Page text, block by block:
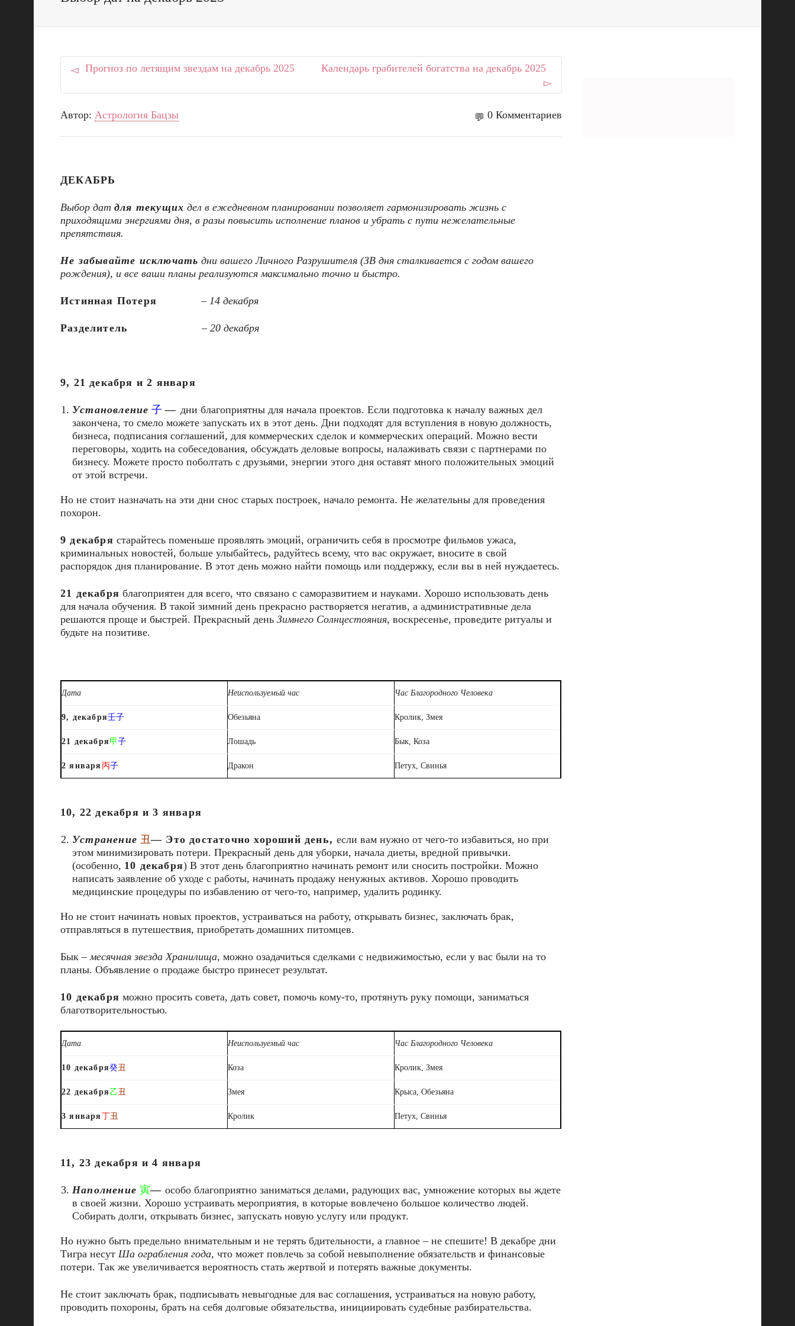
Прогноз по летящим звездам на декабрь 2025 Календарь грабителей богатства на декабрь 2025
Автор: Астрология Бацзы 0 Комментариев
ДЕКАБРЬ
Выбор дат для текущих дел в ежедневном планировании позволяет гармонизировать жизнь с
приходящими энергиями дня, в разы повысить исполнение планов и убрать с пути нежелательные
препятствия.
Не забывайте исключать дни вашего Личного Разрушителя (ЗВ дня сталкивается с годом вашего
рождения), и все ваши планы реализуются максимально точно и быстро.
Истинная Потеря – 14 декабря
Разделитель –20 декабря
9, 21 декабря и 2 января
Установление 子 — дни благоприятны для начала проектов. Если подготовка к началу важных дел
закончена, то смело можете запускать их в этот день. Дни подходят для вступления в новую должность,
бизнеса, подписания соглашений, для коммерческих сделок и коммерческих операций. Можно вести
переговоры, ходить на собеседования, обсуждать деловые вопросы, налаживать связи с партнерами по
бизнесу. Можете просто поболтать с друзьями, энергии этого дня оставят много положительных эмоций
от этой встречи.
Но не стоит назначать на эти дни снос старых построек, начало ремонта. Не желательны для проведения
похорон.
9 декабря старайтесь поменьше проявлять эмоций, ограничить себя в просмотре фильмов ужаса,
криминальных новостей, больше улыбайтесь, радуйтесь всему, что вас окружает, вносите в свой
распорядок дня планирование. В этот день можно найти помощь или поддержку, если вы в ней нуждаетесь.
21 декабря благоприятен для всего, что связано с саморазвитием и науками. Хорошо использовать день
для начала обучения. В такой зимний день прекрасно растворяется негатив, а административные дела
решаются проще и быстрей. Прекрасный день Зимнего Солнцестояния, воскресенье, проведите ритуалы и
будьте на позитиве.
Дата Неиспользуемый час Час Благородного Человека
9, декабря壬子 Обезьяна Кролик, Змея
21 декабря 甲子 Лошадь Бык, Коза
2 января 丙子 Дракон Петух, Свинья
10, 22 декабря и 3 января
Устранение 丑— Это достаточно хороший день,если вам нужно от чего-то избавиться, но при
этом минимизировать потери. Прекрасный день для уборки, начала диеты, вредной привычки.
(особенно, 10 декабря) В этот день благоприятно начинать ремонт или сносить постройки. Можно
написать заявление об уходе с работы, начинать продажу ненужных активов. Хорошо проводить
медицинские процедуры по избавлению от чего-то, например, удалить родинку.
Но не стоит начинать новых проектов, устраиваться на работу, открывать бизнес, заключать брак,
отправляться в путешествия, приобретать домашних питомцев.
Бык –месячная звезда Хранилища, можно озадачиться сделками с недвижимостью, если у вас были на то
планы. Объявление о продаже быстро принесет результат.
10 декабря можно просить совета, дать совет, помочь кому-то, протянуть руку помощи, заниматься
благотворительностью.
Дата Неиспользуемый час Час Благородного Человека
10 декабря癸丑 Коза Кролик, Змея
22 декабря乙丑 Змея Крыса, Обезьяна
3 января 丁丑 Кролик Петух, Свинья
11, 23 декабря и 4 января
Наполнение 寅—особо благоприятно заниматься делами, радующих вас, умножение которых вы ждете
в своей жизни. Хорошо устраивать мероприятия, в которые вовлечено большое количество людей.
Собирать долги, открывать бизнес, запускать новую услугу или продукт.
Но нужно быть предельно внимательным и не терять бдительности, а главное – не спешите! В декабре дни
Тигра несут Ша ограбления года, что может повлечь за собой невыполнение обязательств и финансовые
потери. Так же увеличивается вероятность стать жертвой и потерять важные документы.
Не стоит заключать брак, подписывать невыгодные для вас соглашения, устраиваться на новую работу,
проводить похороны, брать на себя долговые обязательства, инициировать судебные разбирательства.